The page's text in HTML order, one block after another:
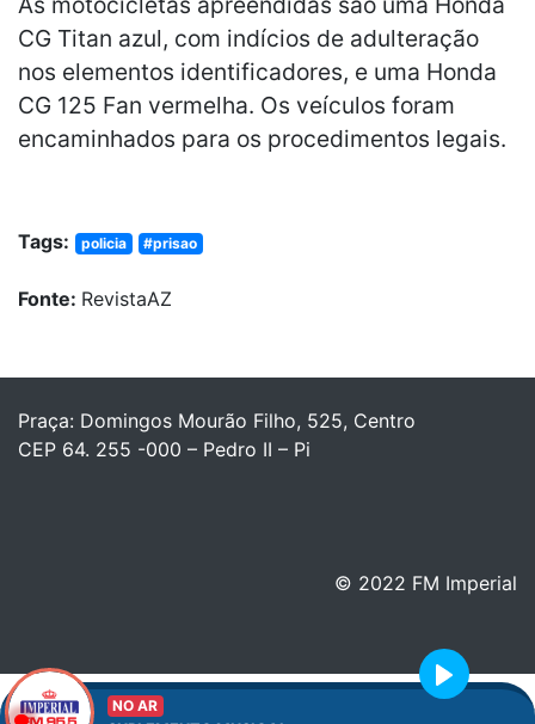
CG Titan azul, com indícios de adulteração
nos elementos identificadores, e uma Honda
CG 125 Fan vermelha. Os veículos foram
encaminhados para os procedimentos legais.
Tags: policia #prisao
Fonte: RevistaAZ
NO AR
Play
Praça: Domingos Mourão Filho, 525, Centro
CEP 64. 255 -000 – Pedro II – Pi
© 2022 FM Imperial